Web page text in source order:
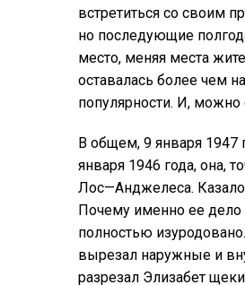
встретиться со своим
но последующие
место, меняя места
оставалась более чем на
популярности. И, можно
В общем, 9 января 1947
января 1946 года, она,
Лос—Анджелеса.
Почему именно ее дело
полностью изуродовано.
вырезал наружные и
разрезал Элизабет щеки